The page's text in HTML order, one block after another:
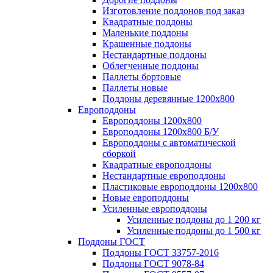
Изготовление поддонов под заказ
Квадратные поддоны
Маленькие поддоны
Крашенные поддоны
Нестандартные поддоны
Облегченные поддоны
Паллеты бортовые
Паллеты новые
Поддоны деревянные 1200х800
Европоддоны
Европоддоны 1200х800
Европоддоны 1200х800 Б/У
Европоддоны с автоматической
сборкой
Квадратные европоддоны
Нестандартные европоддоны
Пластиковые европоддоны 1200х800
Новые европоддоны
Усиленные европоддоны
Усиленные поддоны до 1 200 кг
Усиленные поддоны до 1 500 кг
Поддоны ГОСТ
Поддоны ГОСТ 33757-2016
Поддоны ГОСТ 9078-84